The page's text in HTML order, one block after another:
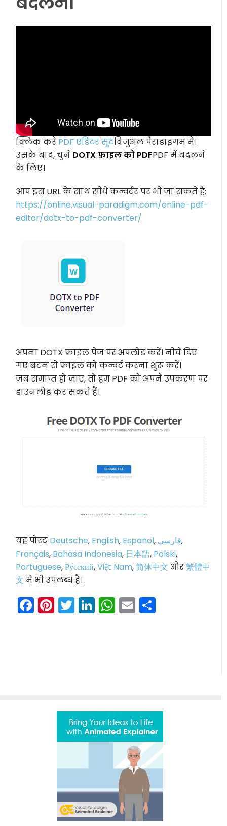
क्लिक करें PDF एडिटर सूटविजुअल पैराडाइगम में।
उसके बाद, चुनें DOTX फ़ाइल को PDFPDF में बदलने
के लिए।
आप इस URL के साथ सीधे कन्वर्टर पर भी जा सकते हैं:
https://online.visual-paradigm.com/online-pdf-
editor/dotx-to-pdf-converter/
अपना DOTX फ़ाइल पेज पर अपलोड करें। नीचे दिए
गए बटन से फ़ाइल को कन्वर्ट करना शुरू करें।
जब समाप्त हो जाए, तो हम PDF को अपने उपकरण पर
डाउनलोड कर सकते हैं।
यह पोस्ट Deutsche, English, Español, فارسی,
Français, Bahasa Indonesia, 日本語, Polski,
Portuguese,Ру́сский,Việt Nam,简体中文 और繁體中
文 में भी उपलब्ध है।
Facebook
Pinterest
Twitter
LinkedIn
WhatsApp
Email